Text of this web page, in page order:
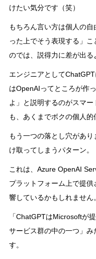
けたい気分です（笑）
もちろん言い方は個人の
った上でそう表現する」こ
のでは、説得力に差が出る
エンジニアとして
はOpenAIってところが作
よ」と説明するのがスマ
も、あくまでボクの個人的
もう一つの落とし穴があ
け取ってしまうパターン。
これは、Azure OpenAI
プラットフォーム上で提
響しているかもしれません。
「ChatGPTはMicrosoftが
サービス群の中の一つ」
す。